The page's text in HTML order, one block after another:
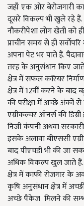
जहाँ एक ओर बेरोजगारी
दूसरे विकल्प भी खुले रहे हैं.
नौकरीपेशा लोग खेती को
प्राचीन समय से ही
अपना पेट भर पाते हैं.
तरह के अनुसंधान किए
क्षेत्र में सफल करियर
क्षेत्र में 12वीं करने के
की परीक्षा में अच्छे अंकों
एग्रीकल्चर ऑनर्स की
निजी कंपनी अथवा
इसके अलावा बीएससी
बाद पीएचडी भी की जा
अधिक विकल्प खुल जाते
क्षेत्र में काफी रोजगार के
कृषि अनुसंधान क्षेत्र में
अच्छे पैकेज मिलने की